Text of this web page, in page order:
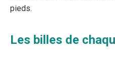
pieds.
Les billes de